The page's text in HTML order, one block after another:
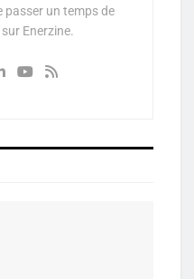
passer un temps de
Enerzine.